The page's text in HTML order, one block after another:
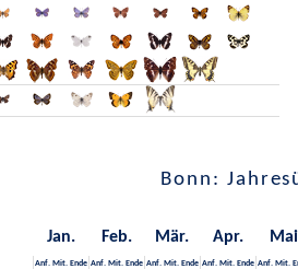
Bonn:
Jan. Feb. Mär. Apr. Mai
Anf. Mit. Ende Anf. Mit. Ende Anf. Mit. Ende Anf. Mit. Ende Anf. Mit.